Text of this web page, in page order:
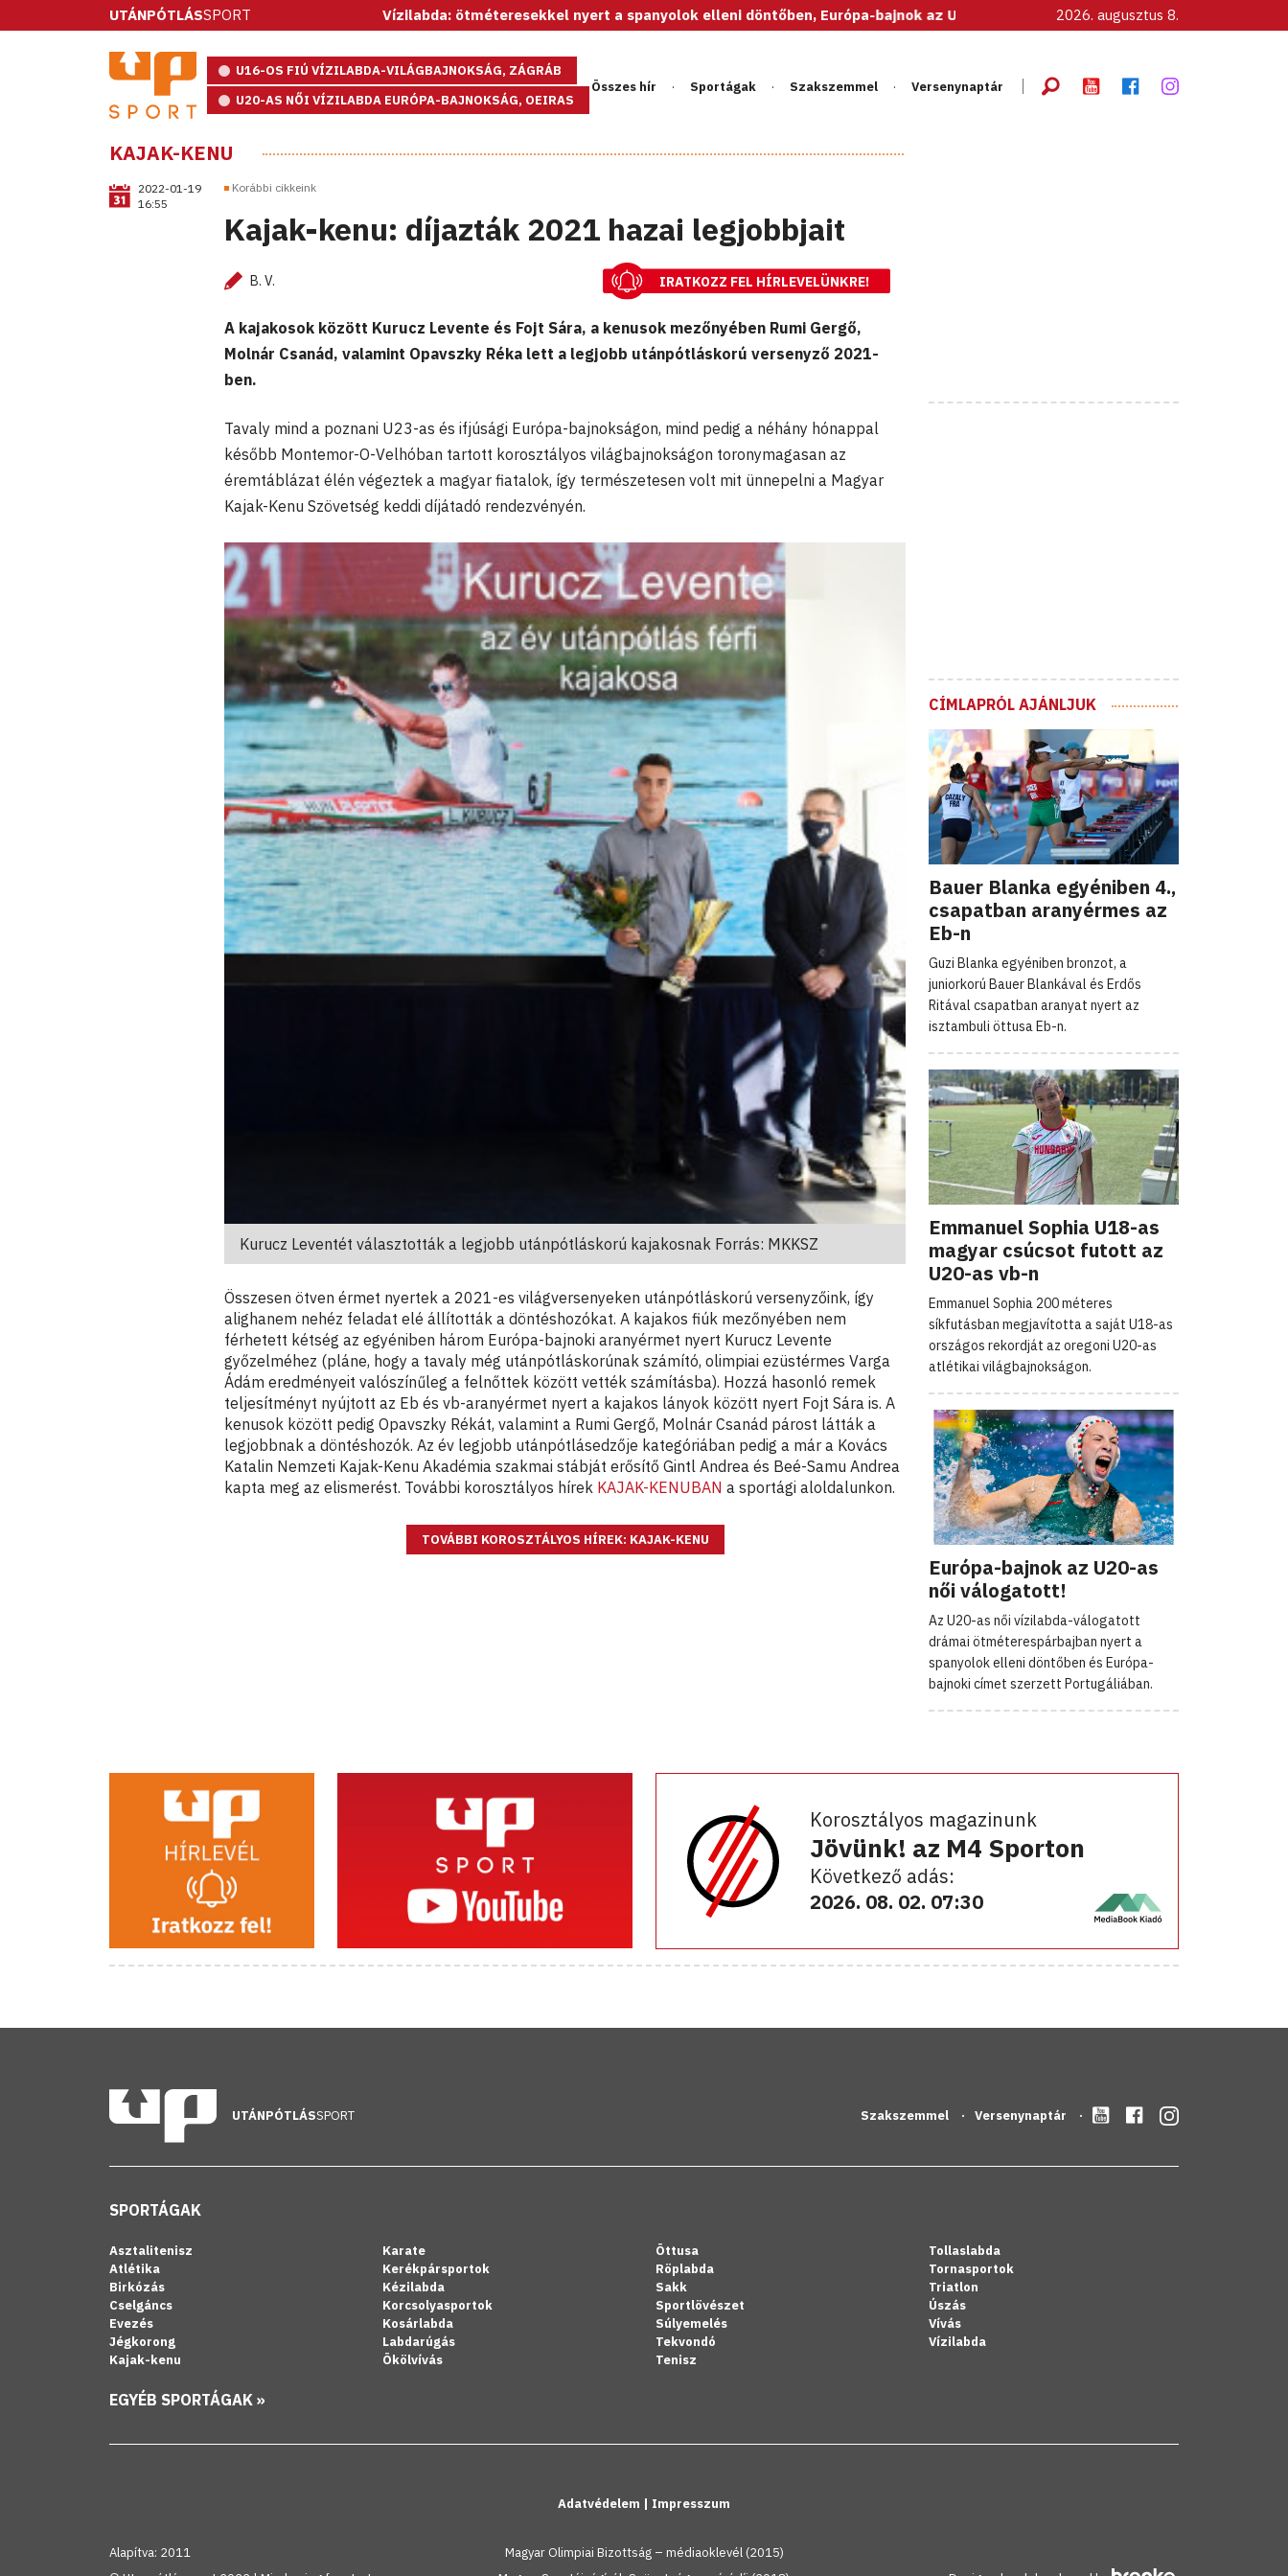
UTÁNPÓTLÁSSPORT Vízilabda: ötméteresekkel nyert a spanyolok elleni döntőben, Európa-bajnok az U20-as női válogatott! 2026. augusztus 8.
U16-OS FIÚ VÍZILABDA-VILÁGBAJNOKSÁG, ZÁGRÁB
U20-AS NŐI VÍZILABDA EURÓPA-BAJNOKSÁG, OEIRAS
Összes hír Sportágak Szakszemmel Versenynaptár
KAJAK-KENU
2022-01-19
16:55
Korábbi cikkeink
Kajak-kenu: díjazták 2021 hazai legjobbjait
B. V. IRATKOZZ FEL HÍRLEVELÜNKRE!
A kajakosok között Kurucz Levente és Fojt Sára, a kenusok mezőnyében Rumi Gergő,
Molnár Csanád, valamint Opavszky Réka lett a legjobb utánpótláskorú versenyző 2021-
ben.
Tavaly mind a poznani U23-as és ifjúsági Európa-bajnokságon, mind pedig a néhány hónappal
később Montemor-O-Velhóban tartott korosztályos világbajnokságon toronymagasan az
éremtáblázat élén végeztek a magyar fiatalok, így természetesen volt mit ünnepelni a Magyar
Kajak-Kenu Szövetség keddi díjátadó rendezvényén.
Kurucz Leventét választották a legjobb utánpótláskorú kajakosnak Forrás: MKKSZ
Összesen ötven érmet nyertek a 2021-es világversenyeken utánpótláskorú versenyzőink, így
alighanem nehéz feladat elé állították a döntéshozókat. A kajakos fiúk mezőnyében nem
férhetett kétség az egyéniben három Európa-bajnoki aranyérmet nyert Kurucz Levente
győzelméhez (pláne, hogy a tavaly még utánpótláskorúnak számító, olimpiai ezüstérmes Varga
Ádám eredményeit valószínűleg a felnőttek között vették számításba). Hozzá hasonló remek
teljesítményt nyújtott az Eb és vb-aranyérmet nyert a kajakos lányok között nyert Fojt Sára is. A
kenusok között pedig Opavszky Rékát, valamint a Rumi Gergő, Molnár Csanád párost látták a
legjobbnak a döntéshozók. Az év legjobb utánpótlásedzője kategóriában pedig a már a Kovács
Katalin Nemzeti Kajak-Kenu Akadémia szakmai stábját erősítő Gintl Andrea és Beé-Samu Andrea
kapta meg az elismerést. További korosztályos hírek KAJAK-KENUBAN a sportági aloldalunkon.
TOVÁBBI KOROSZTÁLYOS HÍREK: KAJAK-KENU
CÍMLAPRÓL AJÁNLJUK
Bauer Blanka egyéniben 4.,
csapatban aranyérmes az
Eb-n
Guzi Blanka egyéniben bronzot, a
juniorkorú Bauer Blankával és Erdős
Ritával csapatban aranyat nyert az
isztambuli öttusa Eb-n.
Emmanuel Sophia U18-as
magyar csúcsot futott az
U20-as vb-n
Emmanuel Sophia 200 méteres
síkfutásban megjavította a saját U18-as
országos rekordját az oregoni U20-as
atlétikai világbajnokságon.
Európa-bajnok az U20-as
női válogatott!
Az U20-as női vízilabda-válogatott
drámai ötméterespárbajban nyert a
spanyolok elleni döntőben és Európa-
bajnoki címet szerzett Portugáliában.
Korosztályos magazinunk
Jövünk! az M4 Sporton
Következő adás:
2026. 08. 02. 07:30
UTÁNPÓTLÁSSPORT Szakszemmel Versenynaptár
SPORTÁGAK
Asztalitenisz
Atlétika
Birkózás
Cselgáncs
Evezés
Jégkorong
Kajak-kenu
Karate
Kerékpársportok
Kézilabda
Korcsolyasportok
Kosárlabda
Labdarúgás
Ökölvívás
Öttusa
Röplabda
Sakk
Sportlövészet
Súlyemelés
Tekvondó
Tenisz
Tollaslabda
Tornasportok
Triatlon
Úszás
Vívás
Vízilabda
EGYÉB SPORTÁGAK »
Adatvédelem | Impresszum
Alapítva: 2011
Magyar Olimpiai Bizottság – médiaoklevél (2015)